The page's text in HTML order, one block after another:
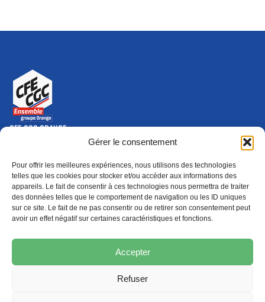
Gérer le consentement
Pour offrir les meilleures expériences, nous utilisons des technologies
telles que les cookies pour stocker et/ou accéder aux informations des
appareils. Le fait de consentir à ces technologies nous permettra de traiter
des données telles que le comportement de navigation ou les ID uniques
sur ce site. Le fait de ne pas consentir ou de retirer son consentement peut
avoir un effet négatif sur certaines caractéristiques et fonctions.
Accepter
Refuser
CFE-CGC ORANGE
10-12 rue Saint Amand, 75015 Paris Cedex 15
Nous contacter
01 46 79 28 74
S'ABONNER(NOUVELLE FENÊTRE)
ADHÉRER
Épargne
(nouvelle fenêtre) Formation
(nouvelle fenêtre)